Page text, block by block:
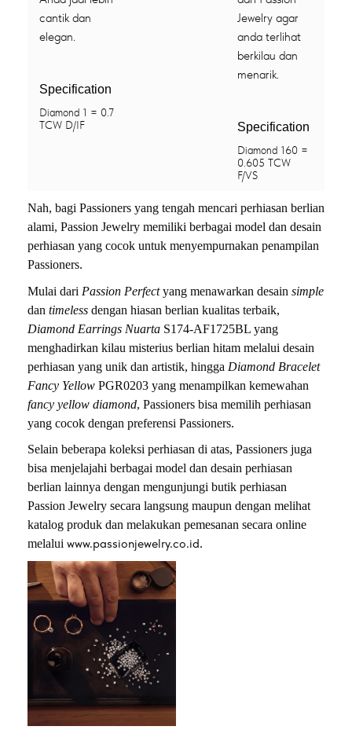
cantik dan
elegan.
Specification
Diamond 1 = 0.7
TCW D/IF
Jewelry agar
anda terlihat
berkilau dan
menarik.
Specification
Diamond 160 =
0.605 TCW
F/VS
Nah, bagi Passioners yang tengah mencari perhiasan berlian
alami, Passion Jewelry memiliki berbagai model dan desain
perhiasan yang cocok untuk menyempurnakan penampilan
Passioners.
Mulai dari Passion Perfectyang menawarkan desain simple
dan timeless dengan hiasan berlian kualitas terbaik,
Diamond Earrings Nuarta S174-AF1725BL yang
menghadirkan kilau misterius berlian hitam melalui desain
perhiasan yang unik dan artistik, hingga Diamond Bracelet
Fancy Yellow PGR0203 yang menampilkan kemewahan
fancy yellow diamond, Passioners bisa memilih perhiasan
yang cocok dengan preferensi Passioners.
Selain beberapa koleksi perhiasan di atas, Passioners juga
bisa menjelajahi berbagai model dan desain perhiasan
berlian lainnya dengan mengunjungi butik perhiasan
Passion Jewelry secara langsung maupun dengan melihat
katalog produk dan melakukan pemesanan secara online
melalui www.passionjewelry.co.id.